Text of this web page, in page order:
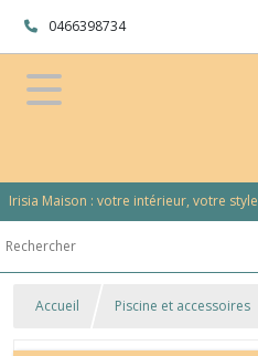
0466398734
Irisia Maison : votre intérieur, votre style
Accueil Piscine et accessoires